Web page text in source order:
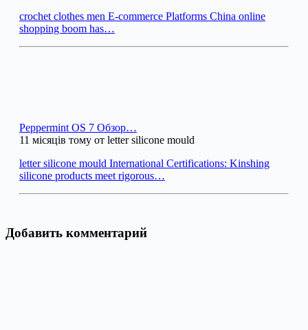
crochet clothes men E-commerce Platforms China online
shopping boom has…
Peppermint OS 7 Обзор…
11 місяців тому от letter silicone mould
letter silicone mould International Certifications: Kinshing
silicone products meet rigorous…
Добавить комментарий